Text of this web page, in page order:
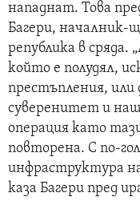
нападнат. Това
Багери, началник-
република в
който е полудял,
престъпления,
суверенитет и
операция като
повторена. С по-
инфраструктура
каза Багери пред